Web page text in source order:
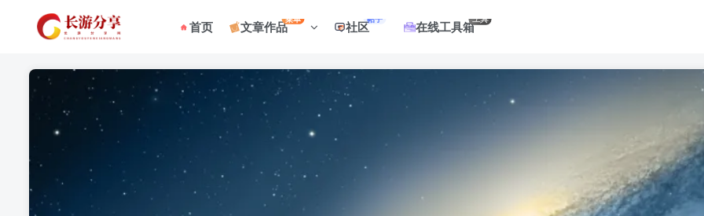
首页 文章作品菜单 社区帖子 在线工具箱工具